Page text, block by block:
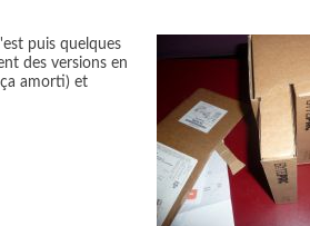
puis quelques
des versions en
amorti) et